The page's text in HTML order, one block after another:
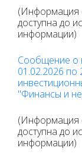
(Информация
доступна до
информации)
Сообщение о
01.02.2026 по
"Финансы и
(Информация
доступна до
информации)